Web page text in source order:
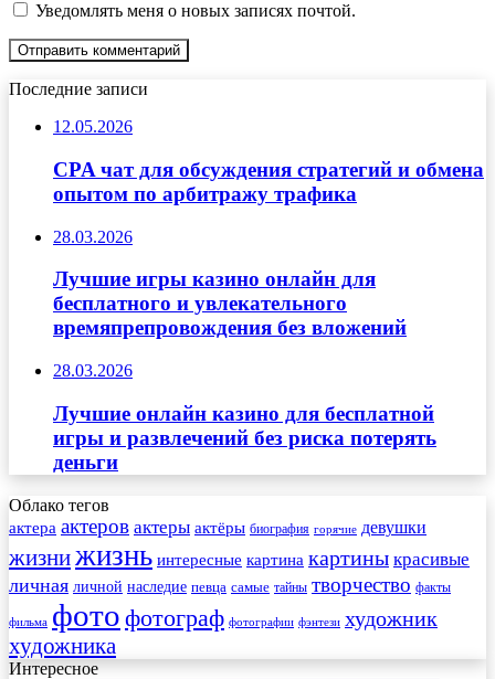
Уведомлять меня о новых записях почтой.
Последние записи
12.05.2026
CPA чат для обсуждения стратегий и обмена
опытом по арбитражу трафика
28.03.2026
Лучшие игры казино онлайн для
бесплатного и увлекательного
времяпрепровождения без вложений
28.03.2026
Лучшие онлайн казино для бесплатной
игры и развлечений без риска потерять
деньги
Облако тегов
актера актеров актеры актёры биография горячие девушки
жизнижизнь интересные картина картины красивые
личная личной наследие певца самые тайны творчество факты
фильма фото фотограф фотографии фэнтези художник
художника
Интересное